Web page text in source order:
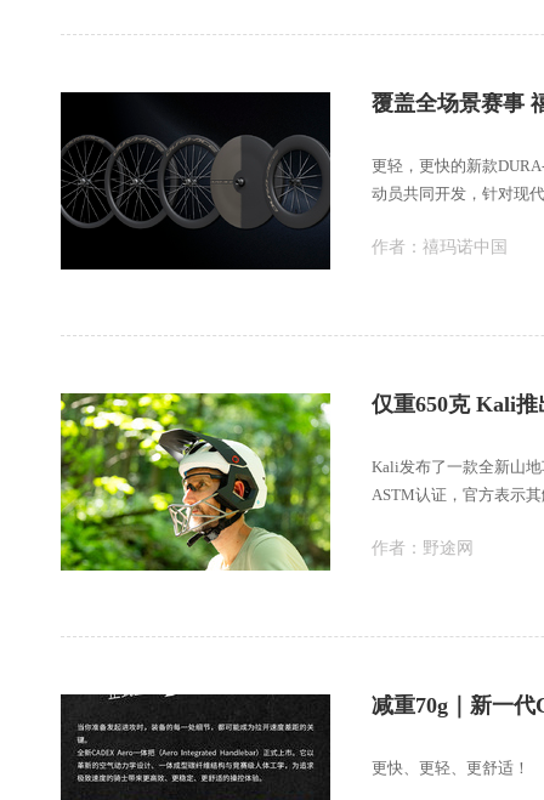
覆盖全场景赛事
更轻，更快的新款
动员共同开发，针对现
作者： 禧玛诺中国
仅重650克 Kali
Kali发布了一款全新山
ASTM认证，官方表示
作者： 野途网
减重70g｜新一
更快、更轻、更舒适！